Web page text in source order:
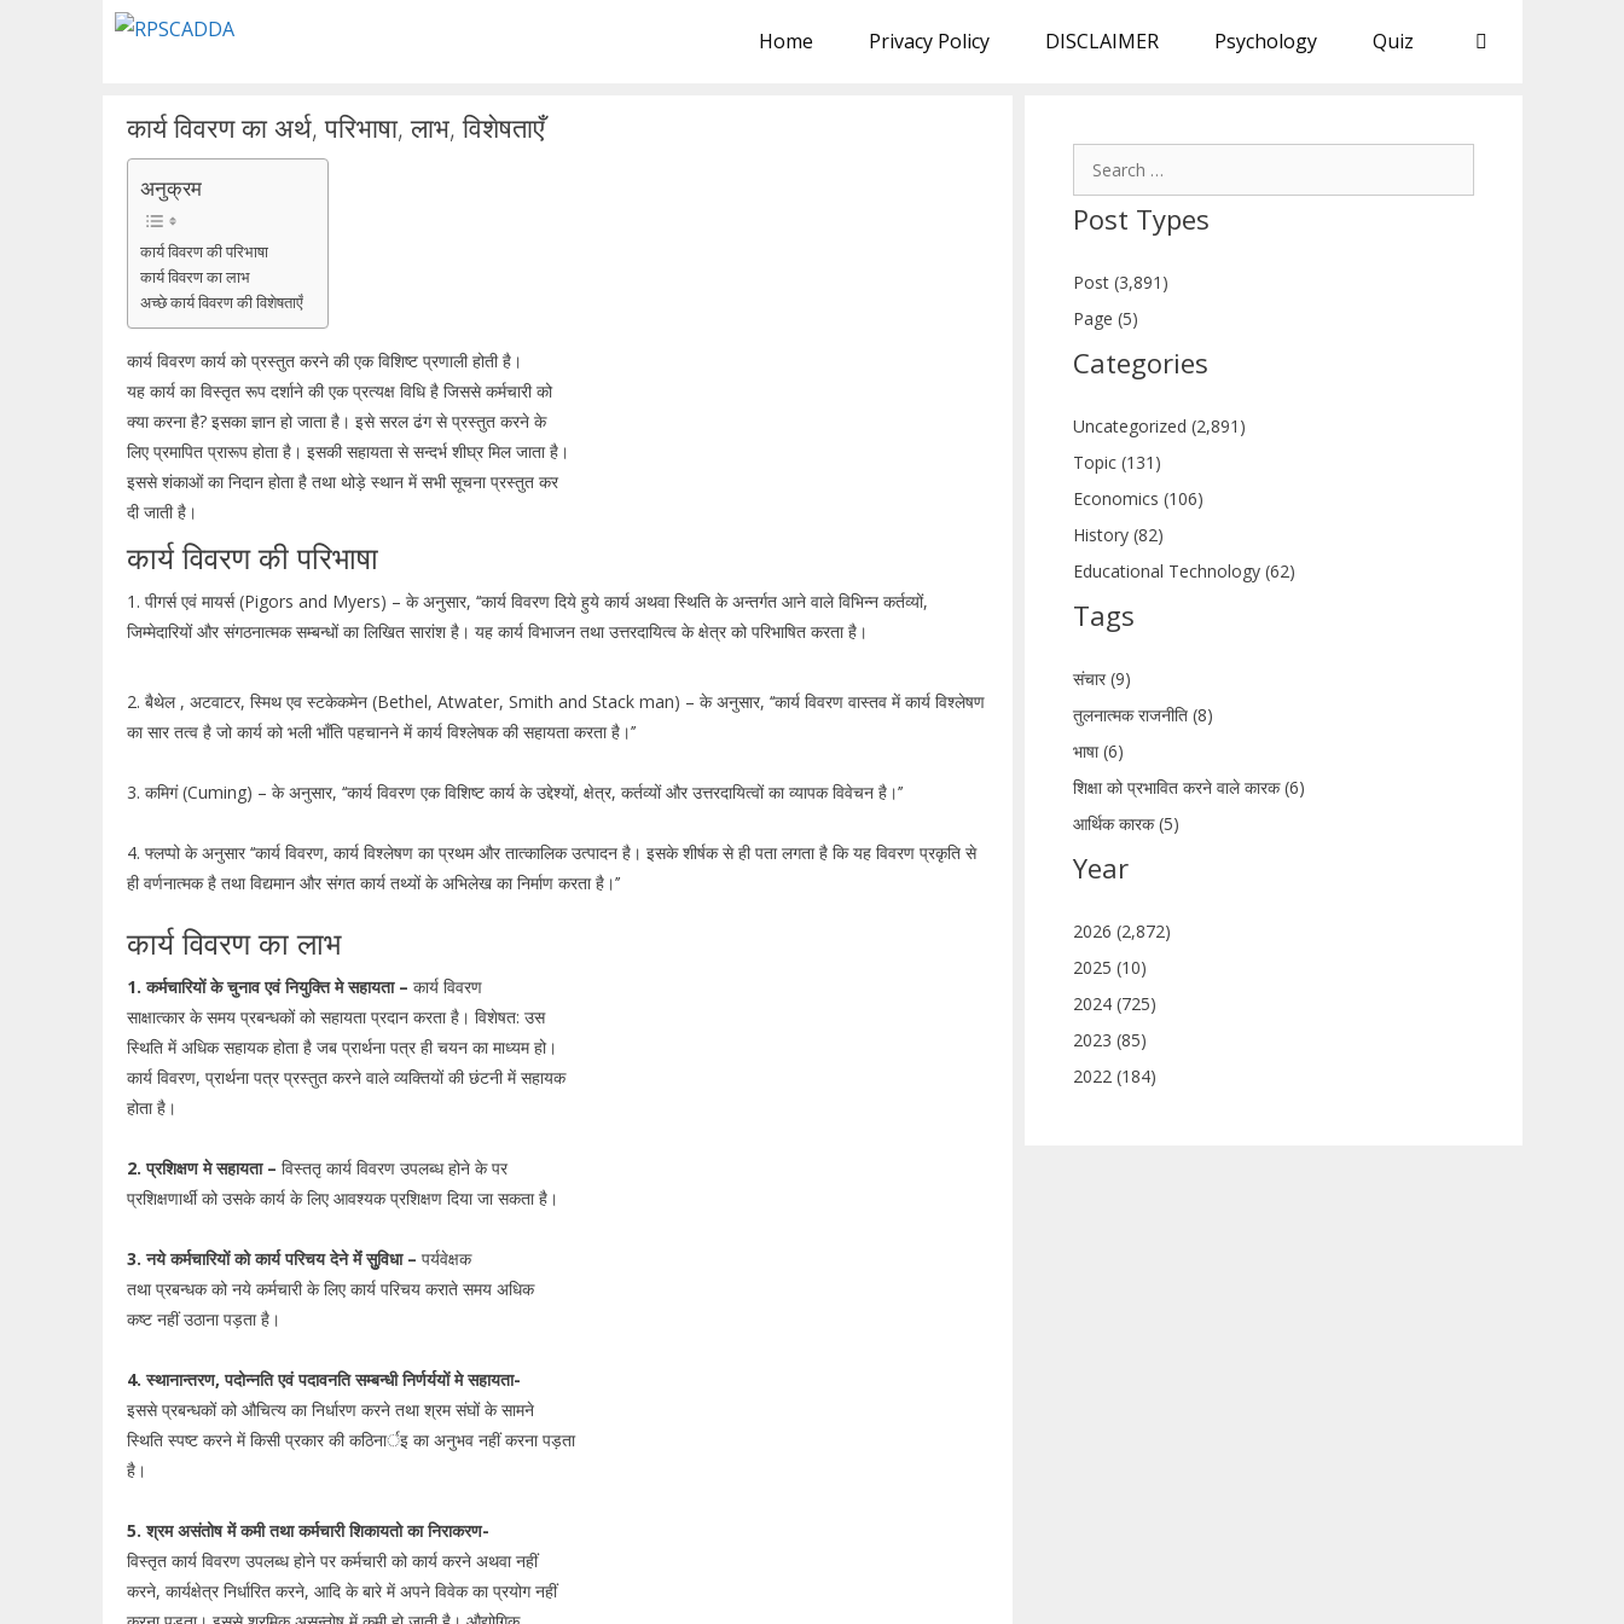
Home Privacy Policy DISCLAIMER Psychology Quiz
कार्य विवरण का अर्थ, परिभाषा, लाभ, विशेषताएँ
अनुक्रम
कार्य विवरण की परिभाषा
कार्य विवरण का लाभ
अच्छे कार्य विवरण की विशेषताएँ
कार्य विवरण कार्य को प्रस्तुत करने की एक विशिष्ट प्रणाली होती है।
यह कार्य का विस्तृत रूप दर्शाने की एक प्रत्यक्ष विधि है जिससे कर्मचारी को
क्या करना है? इसका ज्ञान हो जाता है। इसे सरल ढंग से प्रस्तुत करने के
लिए प्रमापित प्रारूप होता है। इसकी सहायता से सन्दर्भ शीघ्र मिल जाता है।
इससे शंकाओं का निदान होता है तथा थोड़े स्थान में सभी सूचना प्रस्तुत कर
दी जाती है।
कार्य विवरण की परिभाषा
1. पीगर्स एवं मायर्स (Pigors and Myers) – के अनुसार, ‘‘कार्य विवरण दिये हुये कार्य अथवा स्थिति के अन्तर्गत आने वाले विभिन्न कर्तव्यों,
जिम्मेदारियों और संगठनात्मक सम्बन्धों का लिखित सारांश है। यह कार्य विभाजन तथा उत्तरदायित्व के क्षेत्र को परिभाषित करता है।
2. बैथेल , अटवाटर, स्मिथ एव स्टकेकमेन (Bethel, Atwater, Smith and Stack man) – के अनुसार, ‘‘कार्य विवरण वास्तव में कार्य विश्लेषण
का सार तत्व है जो कार्य को भली भॉंति पहचानने में कार्य विश्लेषक की सहायता करता है।’’
3. कमिगं (Cuming) – के अनुसार, ‘‘कार्य विवरण एक विशिष्ट कार्य के उद्देश्यों, क्षेत्र, कर्तव्यों और उत्तरदायित्वों का व्यापक विवेचन है।’’
4. फ्लप्पो के अनुसार ‘‘कार्य विवरण, कार्य विश्लेषण का प्रथम और तात्कालिक उत्पादन है। इसके शीर्षक से ही पता लगता है कि यह विवरण प्रकृति से
ही वर्णनात्मक है तथा विद्यमान और संगत कार्य तथ्यों के अभिलेख का निर्माण करता है।’’
कार्य विवरण का लाभ
1. कर्मचारियों के चुनाव एवं नियुक्ति मे सहायता – कार्य विवरण
साक्षात्कार के समय प्रबन्धकों को सहायता प्रदान करता है। विशेषत: उस
स्थिति में अधिक सहायक होता है जब प्रार्थना पत्र ही चयन का माध्यम हो।
कार्य विवरण, प्रार्थना पत्र प्रस्तुत करने वाले व्यक्तियों की छंटनी में सहायक
होता है।
2. प्रशिक्षण मे सहायता – विस्ततृ कार्य विवरण उपलब्ध होने के पर
प्रशिक्षणार्थी को उसके कार्य के लिए आवश्यक प्रशिक्षण दिया जा सकता है।
3. नये कर्मचारियों को कार्य परिचय देने मेंं सुुविधा – पर्यवेक्षक
तथा प्रबन्धक को नये कर्मचारी के लिए कार्य परिचय कराते समय अधिक
कष्ट नहीं उठाना पड़ता है।
4. स्थानान्तरण, पदोन्नति एवं पदावनति सम्बन्धी निर्णर्ययों मे सहायता-
इससे प्रबन्धकों को औचित्य का निर्धारण करने तथा श्रम संघों के सामने
स्थिति स्पष्ट करने में किसी प्रकार की कठिनार्इ का अनुभव नहीं करना पड़ता
है।
5. श्रम असंतोष में कमी तथा कर्मचारी शिकायतो का निराकरण-
विस्तृत कार्य विवरण उपलब्ध होने पर कर्मचारी को कार्य करने अथवा नहीं
करने, कार्यक्षेत्र निर्धारित करने, आदि के बारे में अपने विवेक का प्रयोग नहीं
Post Types
Post (3,891)
Page (5)
Categories
Uncategorized (2,891)
Topic (131)
Economics (106)
History (82)
Educational Technology (62)
Tags
संचार (9)
तुलनात्मक राजनीति (8)
भाषा (6)
शिक्षा को प्रभावित करने वाले कारक (6)
आर्थिक कारक (5)
Year
2026 (2,872)
2025 (10)
2024 (725)
2023 (85)
2022 (184)